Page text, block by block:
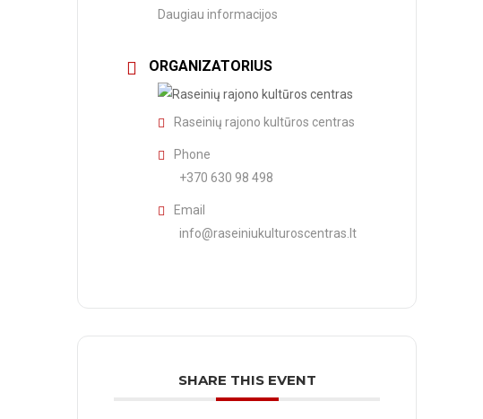
Daugiau informacijos
ORGANIZATORIUS
Raseinių rajono kultūros centras
Phone
+370 630 98 498
Email
info@raseiniukulturoscentras.lt
SHARE THIS EVENT